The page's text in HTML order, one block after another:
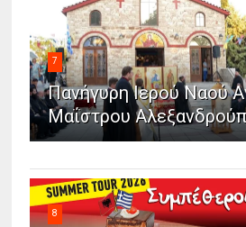
7
Πανήγυρη Ιερού Ναού
Μαΐστρου
8